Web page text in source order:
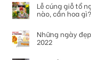
Lễ cúng giỗ tổ
nào, cần hoa gì?
Những ngày
2022